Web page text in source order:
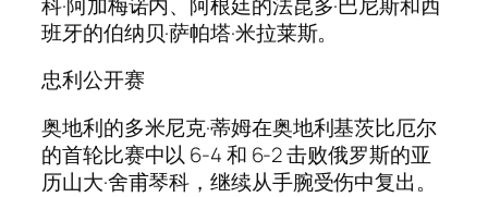
班牙的伯纳贝·萨帕塔·米拉莱斯。
忠利公开赛
奥地利的多米尼克·蒂姆在奥地利基茨比厄尔
的首轮比赛中以 6-4 和 6-2 击败俄罗斯的亚
历山大·舍甫琴科，继续从手腕受伤中复出。